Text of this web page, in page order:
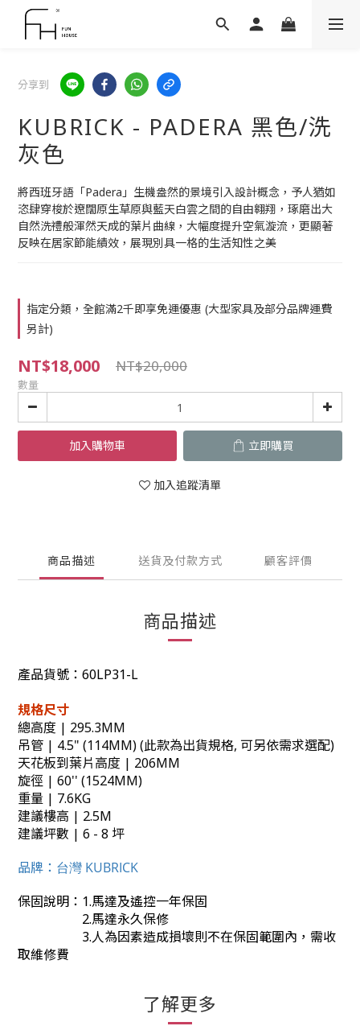
分享到
KUBRICK - PADERA 黑色/洗
灰色
將西班牙語「Padera」生機盎然的景境引入設計概念，予人猶如
恣肆穿梭於遼闊原生草原與藍天白雲之間的自由翱翔，琢磨出大
自然洗禮般渾然天成的葉片曲線，大幅度提升空氣漩流，更顯著
反映在居家節能績效，展現別具一格的生活知性之美
指定分類，全館滿2千即享免運優惠 (大型家具及部分品牌運費
另計)
NT$18,000 NT$20,000
數量
加入購物車 立即購買
加入追蹤清單
商品描述 送貨及付款方式 顧客評價
商品描述
產品貨號：60LP31-L
規格尺寸
總高度 | 295.3MM
吊管 | 4.5" (114MM) (此款為出貨規格, 可另依需求選配)
天花板到葉片高度 | 206MM
旋徑 | 60'' (1524MM)
重量 | 7.6KG
建議樓高 | 2.5M
建議坪數 | 6 - 8 坪
品牌： 台灣 KUBRICK
保固說明：1.馬達及遙控一年保固
2.馬達永久保修
3.人為因素造成損壞則不在保固範圍內，需收
取維修費
了解更多